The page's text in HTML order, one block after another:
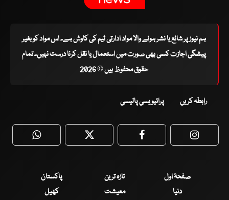
ہم نیوز پر شائع یا نشر ہونے والا مواد ادارتی ٹیم کی کاوش ہے۔ اس مواد کو بغیر
پیشگی اجازت کسی بھی صورت میں استعمال یا نقل کرنا درست نہیں۔ تمام
حقوق محفوظ ہیں © 2026
رابطہ کریں پرائیویسی پالیسی
WhatsApp Twitter Facebook
صفحۂ اول تازہ ترین
پاکستان
دنیا
معیشت
کھیل